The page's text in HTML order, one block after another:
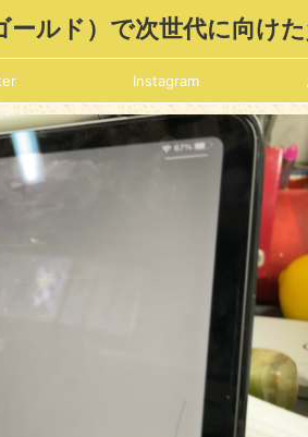
ールド）で次世代に向け
Instagram